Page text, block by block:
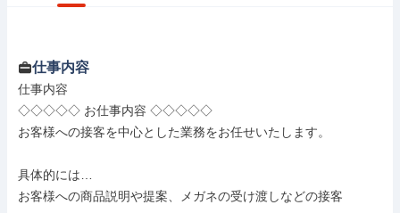
仕事内容
仕事内容
◇◇◇◇◇ お仕事内容 ◇◇◇◇◇
お客様への接客を中心とした業務をお任せいたします。
具体的には…
お客様への商品説明や提案、メガネの受け渡しなどの接客